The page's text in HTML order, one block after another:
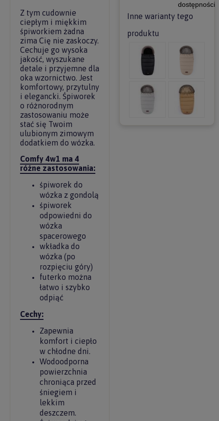
Z tym cudownie
ciepłym i miękkim
śpiworkiem żadna
zima Cię nie zaskoczy.
Cechuje go wysoka
jakość, wyszukane
detale i przyjemne dla
oka wzornictwo. Jest
komfortowy, przytulny
i elegancki. Śpiworek
o różnorodnym
zastosowaniu może
stać się Twoim
ulubionym zimowym
dodatkiem do wózka.
Comfy 4w1 ma 4
różne zastosowania:
śpiworek do
wózka z gondolą
śpiworek
odpowiedni do
wózka
spacerowego
wkładka do
wózka (po
rozpięciu góry)
futerko można
łatwo i szybko
odpiąć
Cechy:
Zapewnia
komfort i ciepło
w chłodne dni.
Wodoodporna
powierzchnia
chroniąca przed
śniegiem i
lekkim
deszczem.
dostępności
Inne warianty tego
produktu